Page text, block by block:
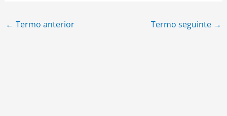
← Termo anterior Termo seguinte →